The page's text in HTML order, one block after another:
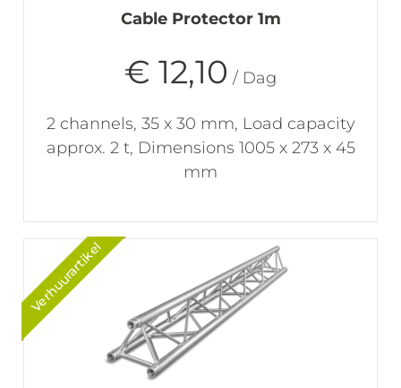
Cable Protector 1m
€ 12,10 / Dag
2 channels, 35 x 30 mm, Load capacity
approx. 2 t, Dimensions 1005 x 273 x 45
mm
Verhuurartikel